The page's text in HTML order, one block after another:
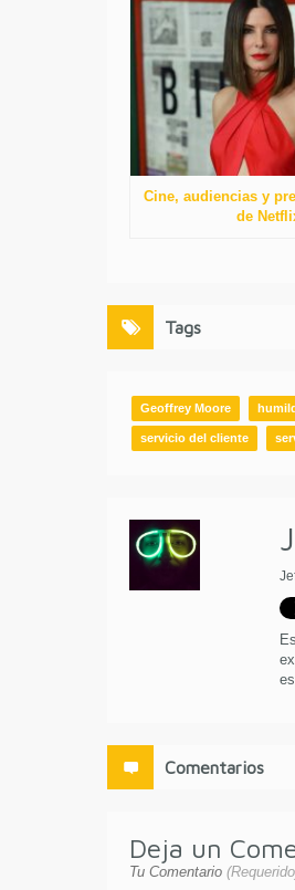
Cine, audiencias y
de
Tags
Geoffrey Moore
servicio del cliente
Comentarios
Deja un
Tu Comentario